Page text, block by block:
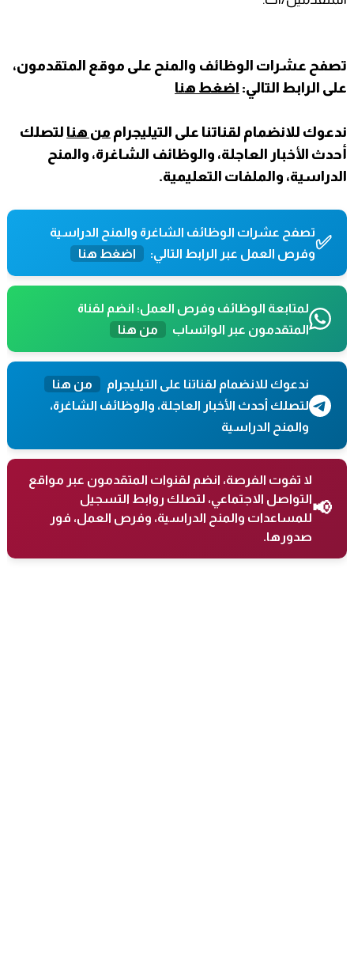
تصفح عشرات الوظائف والمنح على موقع المتقدمون،
على الرابط التالي: اضغط هنا
ندعوك للانضمام لقناتنا على التيليجرام من هنا لتصلك
أحدث الأخبار العاجلة، والوظائف الشاغرة، والمنح
الدراسية، والملفات التعليمية.
✅تصفح عشرات الوظائف الشاغرة والمنح الدراسية
وفرص العمل عبر الرابط التالي:
اضغط هنا
لمتابعة الوظائف وفرص العمل؛ انضم لقناة
المتقدمون عبر الواتساب
من هنا
ندعوك للانضمام لقناتنا على التيليجرام
من هنا
لتصلك أحدث الأخبار العاجلة، والوظائف الشاغرة،
والمنح الدراسية
📢
لا تفوت الفرصة، انضم لقنوات المتقدمون عبر مواقع
التواصل الاجتماعي، لتصلك روابط التسجيل
للمساعدات والمنح الدراسية، وفرص العمل، فور
صدورها.